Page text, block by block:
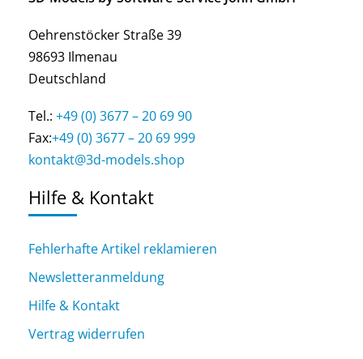
Oehrenstöcker Straße 39
98693 Ilmenau
Deutschland
Tel.: +49 (0) 3677 – 20 69 90
Fax:+49 (0) 3677 – 20 69 999
kontakt@3d-models.shop
Hilfe & Kontakt
Fehlerhafte Artikel reklamieren
Newsletteranmeldung
Hilfe & Kontakt
Vertrag widerrufen